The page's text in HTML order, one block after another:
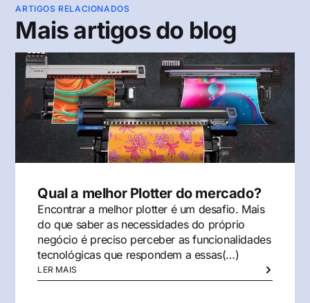
ARTIGOS RELACIONADOS
Mais artigos do blog
Qual a melhor Plotter do mercado?
Encontrar a melhor plotter é um desafio. Mais
do que saber as necessidades do próprio
negócio é preciso perceber as funcionalidades
tecnológicas que respondem a essas(…)
LER MAIS